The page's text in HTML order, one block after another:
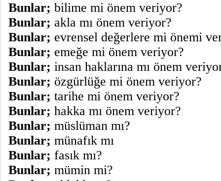
Bunlar; bilime mi önem veriyor?
Bunlar; akla mı önem veriyor?
Bunlar; evrensel değerlere mi önemi
Bunlar; emeğe mi önem veriyor?
Bunlar; insan haklarına mı önem
Bunlar; özgürlüğe mi önem veriyor?
Bunlar; tarihe mi önem veriyor?
Bunlar; hakka mı önem veriyor?
Bunlar; müslüman mı?
Bunlar; münafık mı
Bunlar; fasık mı?
Bunlar; mümin mi?